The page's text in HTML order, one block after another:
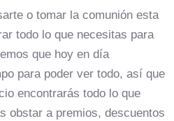
o tomar la comunión esta
todo lo que necesitas para
que hoy en día
para poder ver todo, así que
encontrarás todo lo que
obstar a premios, descuentos